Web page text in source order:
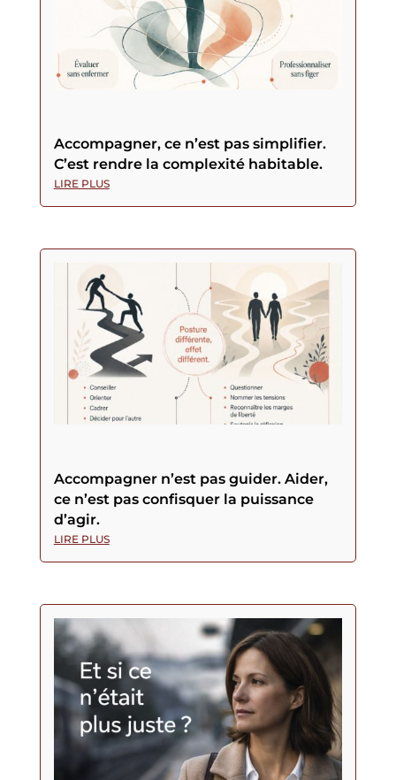
Accompagner, ce n’est pas simplifier.
C’est rendre la complexité habitable.
LIRE PLUS
Accompagner n’est pas guider. Aider,
ce n’est pas confisquer la puissance
d’agir.
LIRE PLUS